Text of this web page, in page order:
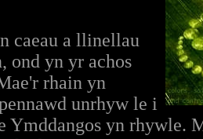
caeau a llinellau
ond yn yr achos
rhain yn
unrhyw le i
Ymddangos yn rhywle.